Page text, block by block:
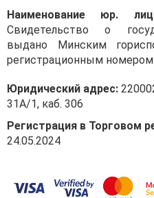
Наименование юр.
Свидетельство о
выдано Минским
регистрационным
Юридический адрес:
31А/1, каб. 306
Регистрация в Торговом
24.05.2024